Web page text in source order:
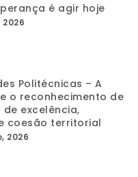
é agir hoje
Politécnicas – A
o reconhecimento de
excelência,
coesão territorial
2026